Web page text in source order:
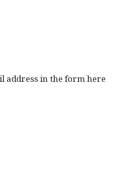
address in the form here